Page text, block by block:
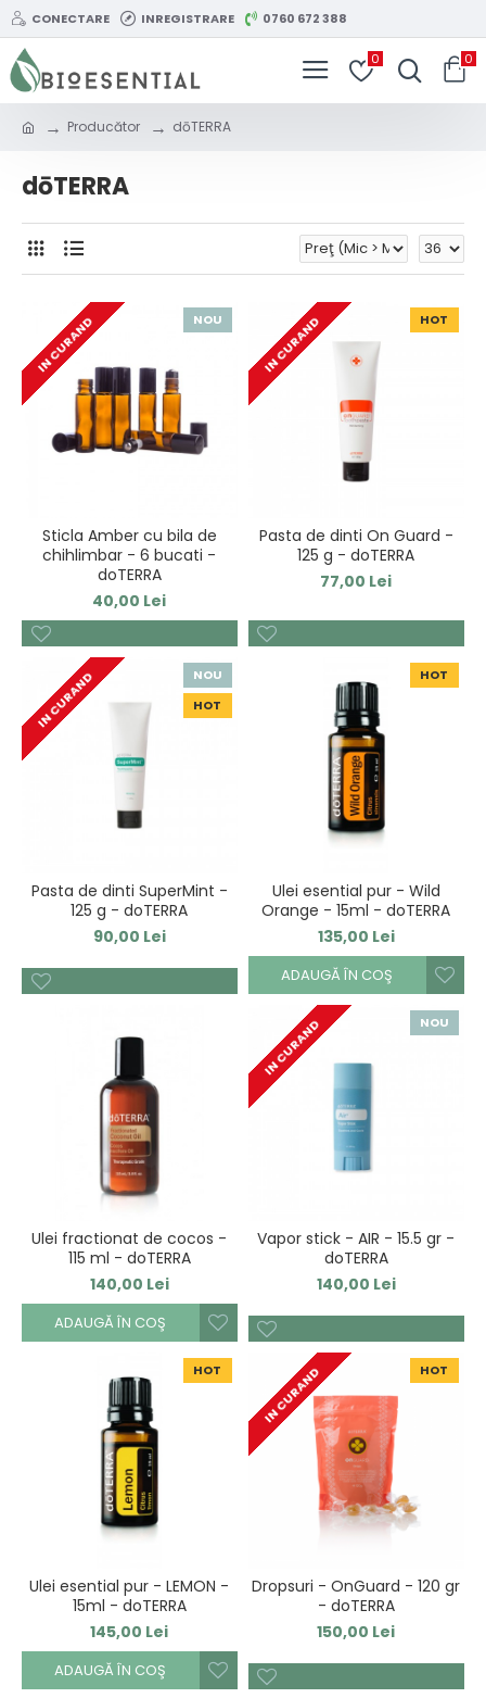
CONECTARE INREGISTRARE 0760 672 388
0 0
Producător dōTERRA
dōTERRA
NOU
IN CURAND
Sticla Amber cu bila de
chihlimbar - 6 bucati -
doTERRA
40,00 Lei
HOT
IN CURAND
Pasta de dinti On Guard -
125 g - doTERRA
77,00 Lei
NOU
HOT
IN CURAND
Pasta de dinti SuperMint -
125 g - doTERRA
90,00 Lei
HOT
Ulei esential pur - Wild
Orange - 15ml - doTERRA
135,00 Lei
ADAUGĂ ÎN COŞ
Ulei fractionat de cocos -
115 ml - doTERRA
140,00 Lei
ADAUGĂ ÎN COŞ
NOU
IN CURAND
Vapor stick - AIR - 15.5 gr -
doTERRA
140,00 Lei
HOT
Ulei esential pur - LEMON -
15ml - doTERRA
145,00 Lei
ADAUGĂ ÎN COŞ
HOT
IN CURAND
Dropsuri - OnGuard - 120 gr
- doTERRA
150,00 Lei